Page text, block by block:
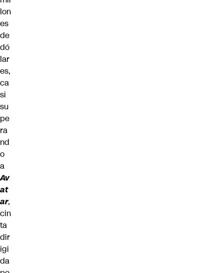
lon
es
de
dó
lar
es,
ca
si
su
pe
ra
nd
o
a
Av
at
ar,
cin
ta
dir
igi
da